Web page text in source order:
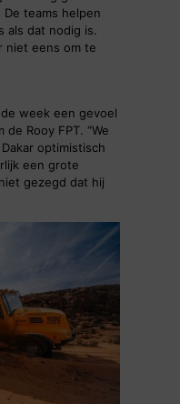
teams helpen
als dat nodig is.
niet eens om te
week een gevoel
de Rooy FPT. “We
optimistisch
een grote
gezegd dat hij